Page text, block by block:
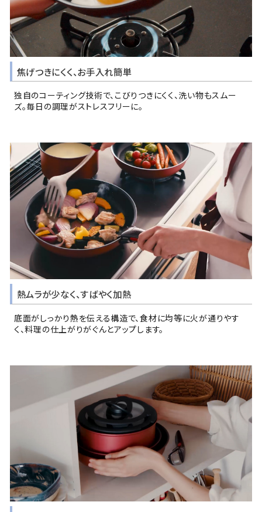
焦げつきにくく、お手入れ簡単
独自のコーティング技術で、こびりつきにくく、洗い物もスムー
ズ。毎日の調理がストレスフリーに。
熱ムラが少なく、すばやく加熱
底面がしっかり熱を伝える構造で、食材に均等に火が通りやす
く、料理の仕上がりがぐんとアップします。